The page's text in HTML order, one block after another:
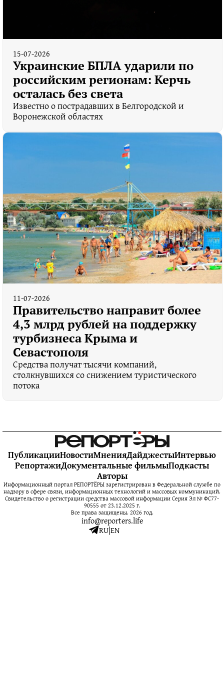
15-07-2026
Украинские БПЛА ударили по
российским регионам: Керчь
осталась без света
Известно о пострадавших в Белгородской и
Воронежской областях
11-07-2026
Правительство направит более
4,3 млрд рублей на поддержку
турбизнеса Крыма и
Севастополя
Средства получат тысячи компаний,
столкнувшихся со снижением туристического
потока
ПубликацииНовостиМненияДайджестыИнтервью
РепортажиДокументальные фильмыПодкасты
Авторы
Информационный портал РЕПОРТЁРЫ зарегистрирован в Федеральной службе по
надзору в сфере связи, информационных технологий и массовых коммуникаций.
Свидетельство о регистрации средства массовой информации Серия Эл № ФС77-
90555 от 23.12.2025 г.
Все права защищены. 2026 год.
info@reporters.life
RU|EN